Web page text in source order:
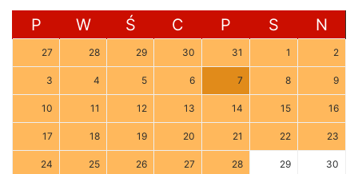
P W Ś C P S N
27 28 29 30 31 1 2
3 4 5 6 7 8 9
10 11 12 13 14 15 16
17 18 19 20 21 22 23
24 25 26 27 28 29 30